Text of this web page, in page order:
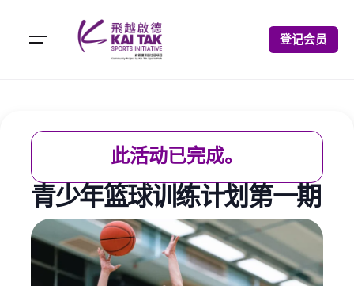
登记会员
此活动已完成。
青少年篮球训练计划第一期